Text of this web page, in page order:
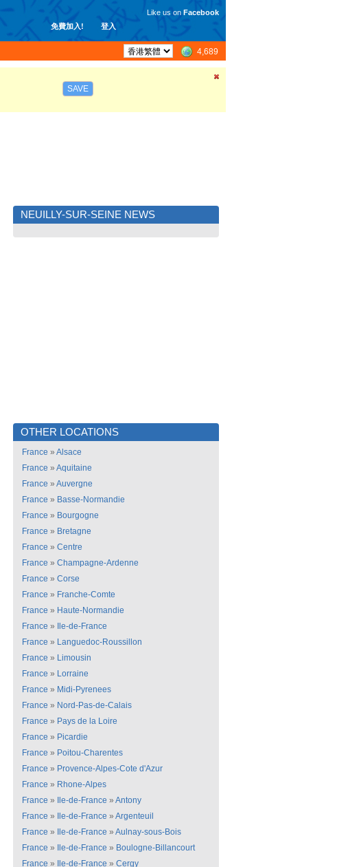
免費加入! 登入
Like us on Facebook
4,689
SAVE
NEUILLY-SUR-SEINE NEWS
OTHER LOCATIONS
France » Alsace
France » Aquitaine
France » Auvergne
France » Basse-Normandie
France » Bourgogne
France » Bretagne
France » Centre
France » Champagne-Ardenne
France » Corse
France » Franche-Comte
France » Haute-Normandie
France »
Ile-de-France
France » Languedoc-Roussillon
France » Limousin
France » Lorraine
France » Midi-Pyrenees
France » Nord-Pas-de-Calais
France » Pays de la Loire
France » Picardie
France » Poitou-Charentes
France » Provence-Alpes-Cote d'Azur
France » Rhone-Alpes
France » Ile-de-France » Antony
France » Ile-de-France » Argenteuil
France » Ile-de-France » Aulnay-sous-Bois
France » Ile-de-France » Boulogne-Billancourt
France » Ile-de-France » Cergy